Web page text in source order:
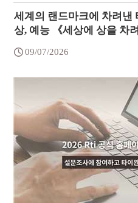
세계의 랜드마크에 차려낸
상, 예능 《세상에 상을 차
09/07/2026